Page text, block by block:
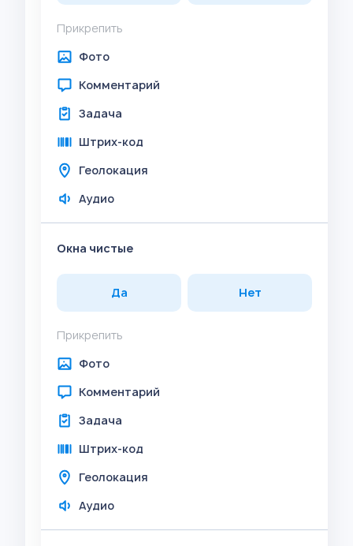
Прикрепить
Фото
Комментарий
Задача
Штрих-код
Геолокация
Аудио
Окна чистые
Да Нет
Прикрепить
Фото
Комментарий
Задача
Штрих-код
Геолокация
Аудио